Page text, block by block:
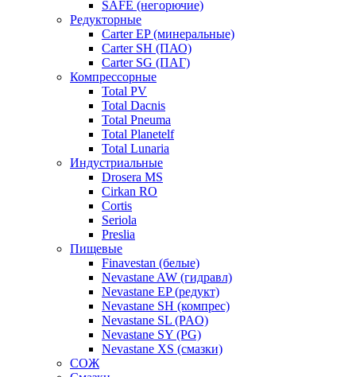
SAFE (негорючие)
Редукторные
Carter EP (минеральные)
Carter SH (ПАО)
Carter SG (ПАГ)
Компрессорные
Total PV
Total Dacnis
Total Pneuma
Total Planetelf
Total Lunaria
Индустриальные
Drosera MS
Cirkan RO
Cortis
Seriola
Preslia
Пищевые
Finavestan (белые)
Nevastane AW (гидравл)
Nevastane EP (редукт)
Nevastane SH (компрес)
Nevastane SL (PAO)
Nevastane SY (PG)
Nevastane XS (смазки)
СОЖ